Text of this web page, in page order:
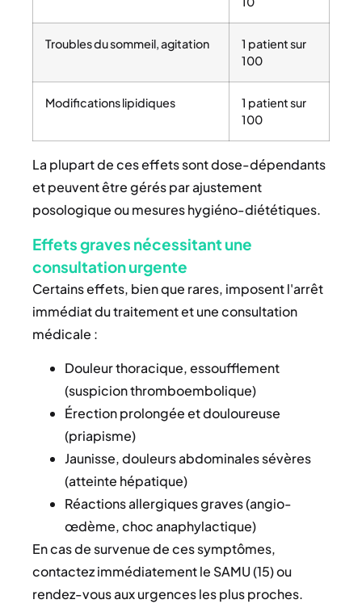
Troubles du sommeil, agitation
1 patient sur
100
Modifications lipidiques
1 patient sur
100
La plupart de ces effets sont dose-dépendants
et peuvent être gérés par ajustement
posologique ou mesures hygiéno-diététiques.
Effets graves nécessitant une
consultation urgente
Certains effets, bien que rares, imposent l'arrêt
immédiat du traitement et une consultation
médicale :
Douleur thoracique, essoufflement
(suspicion thromboembolique)
Érection prolongée et douloureuse
(priapisme)
Jaunisse, douleurs abdominales sévères
(atteinte hépatique)
Réactions allergiques graves (angio-
œdème, choc anaphylactique)
En cas de survenue de ces symptômes,
contactez immédiatement le SAMU (15) ou
rendez-vous aux urgences les plus proches.